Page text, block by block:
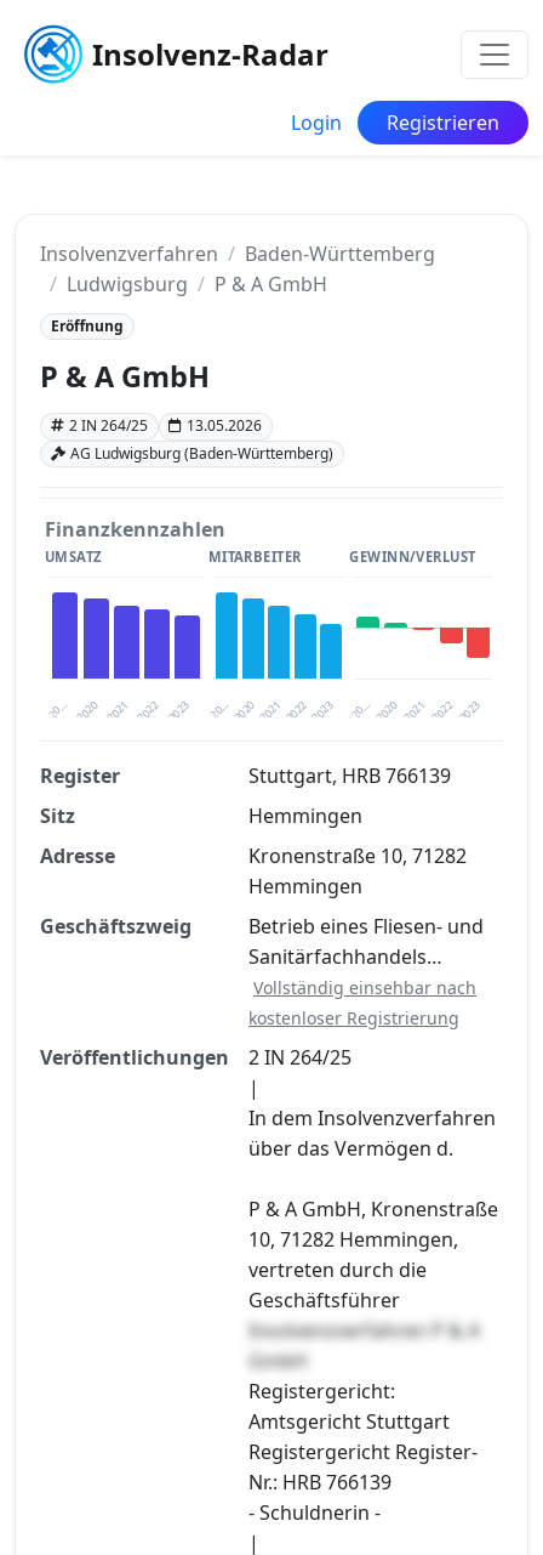
Insolvenz-Radar
Login Registrieren
Insolvenzverfahren
Baden-Württemberg
Ludwigsburg
P & A GmbH
Eröffnung
P & A GmbH
2 IN 264/25
13.05.2026
AG Ludwigsburg (Baden-Württemberg)
Finanzkennzahlen
UMSATZ
20… 2021 2023
2020 2022
MITARBEITER
20… 2021 2023
2020 2022
GEWINN/VERLUST
20… 2021 2023
2020 2022
Finanzkennzahlen nach kostenloser
Registrierung verfügbar
Jetzt kostenlos registrieren
Register
Stuttgart, HRB 766139
Sitz
Hemmingen
Adresse
Kronenstraße 10, 71282
Hemmingen
Geschäftszweig
Betrieb eines Fliesen- und
Sanitärfachhandels…
Vollständig einsehbar nach
kostenloser Registrierung
Veröffentlichungen
2 IN 264/25
|
In dem Insolvenzverfahren
über das Vermögen d.
P & A GmbH, Kronenstraße
10, 71282 Hemmingen,
vertreten durch die
Geschäftsführer
Insolvenzverfahren P & A
GmbH
Registergericht:
Amtsgericht Stuttgart
Registergericht Register-
Nr.: HRB 766139
- Schuldnerin -
|